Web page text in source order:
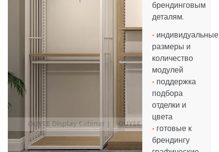
брендинговым
деталям.
• индивидуальные
размеры и
количество
модулей
• поддержка
подбора
отделки и
цвета
• готовые к
брендингу